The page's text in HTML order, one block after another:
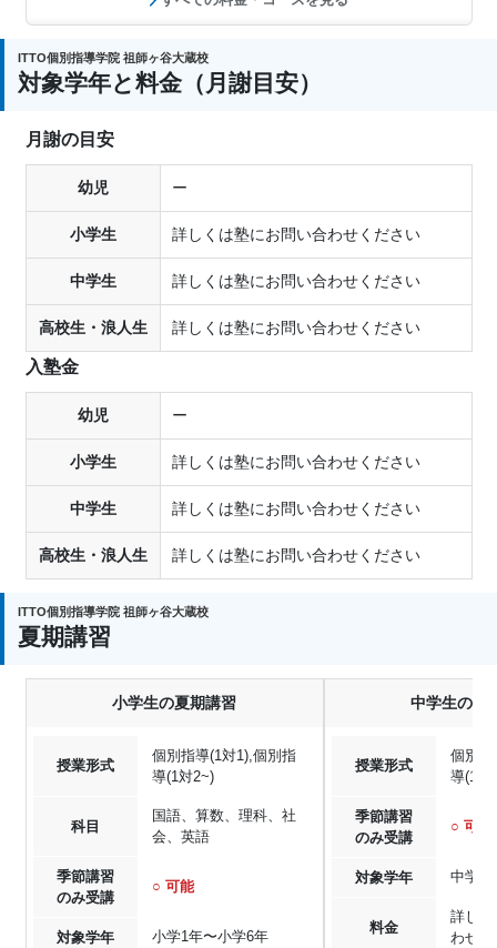
ITTO個別指導学院 祖師ヶ谷大蔵校
対象学年と料金（月謝目安）
月謝の目安
幼児 ー
小学生 詳しくは塾にお問い合わせください
中学生 詳しくは塾にお問い合わせください
高校生・浪人生 詳しくは塾にお問い合わせください
入塾金
幼児 ー
小学生 詳しくは塾にお問い合わせください
中学生 詳しくは塾にお問い合わせください
高校生・浪人生 詳しくは塾にお問い合わせください
ITTO個別指導学院 祖師ヶ谷大蔵校
夏期講習
小学生の夏期講習
授業形式
個別指導(1対1),個別指
導(1対2~)
科目
国語、算数、理科、社
会、英語
季節講習
のみ受講
○ 可能
対象学年 小学1年〜小学6年
中学生の夏
授業形式
個別指
導(1対
季節講習
のみ受講
○ 可能
対象学年 中学1
料金
詳しく
わせく